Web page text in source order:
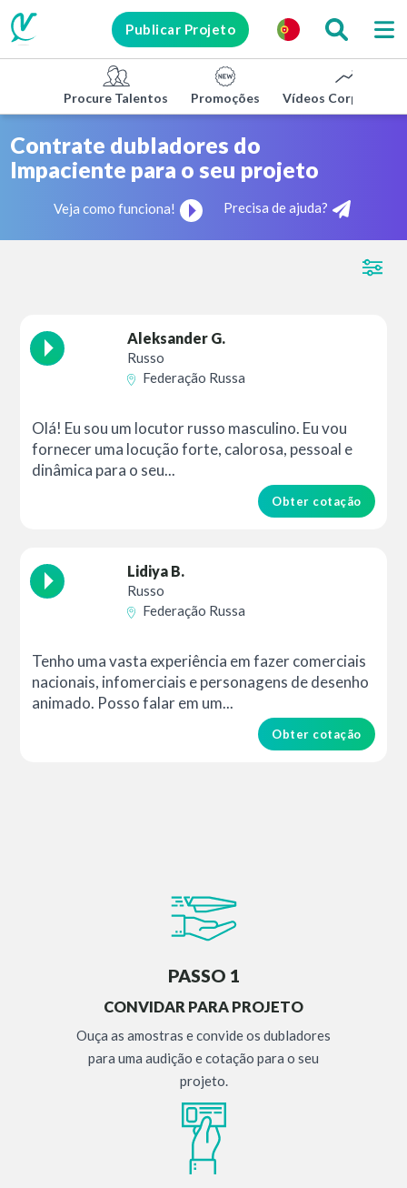
Publicar Projeto
Procure Talentos Promoções Vídeos
Contrate dubladores do
Impaciente para o seu projeto
Veja como funciona! Precisa de ajuda?
Aleksander G.
Russo
Federação Russa
Olá! Eu sou um locutor russo masculino. Eu vou
fornecer uma locução forte, calorosa, pessoal e
dinâmica para o seu...
Obter cotação
Lidiya B.
Russo
Federação Russa
Tenho uma vasta experiência em fazer comerciais
nacionais, infomerciais e personagens de desenho
animado. Posso falar em um...
Obter cotação
PASSO 1
CONVIDAR PARA PROJETO
Ouça as amostras e convide os dubladores
para uma audição e cotação para o seu
projeto.